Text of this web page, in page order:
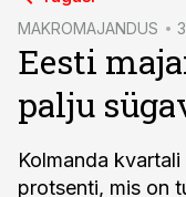
MAKROMAJANDUS
Eesti
palju
Kolmanda
protsenti, mis on